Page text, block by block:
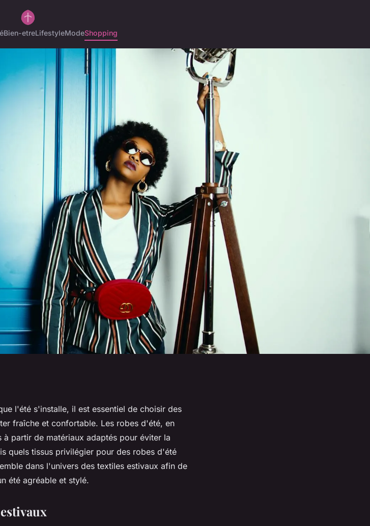
Bien-etreLifestyleModeShopping
pour
l'été s'installe, il est essentiel de choisir des
fraîche et confortable. Les robes d'été, en
partir de matériaux adaptés pour éviter la
quels tissus privilégier pour des robes d'été
dans l'univers des textiles estivaux afin de
été agréable et stylé.